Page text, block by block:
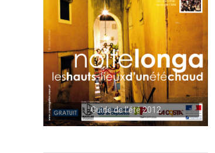
Guide de l'été 2012